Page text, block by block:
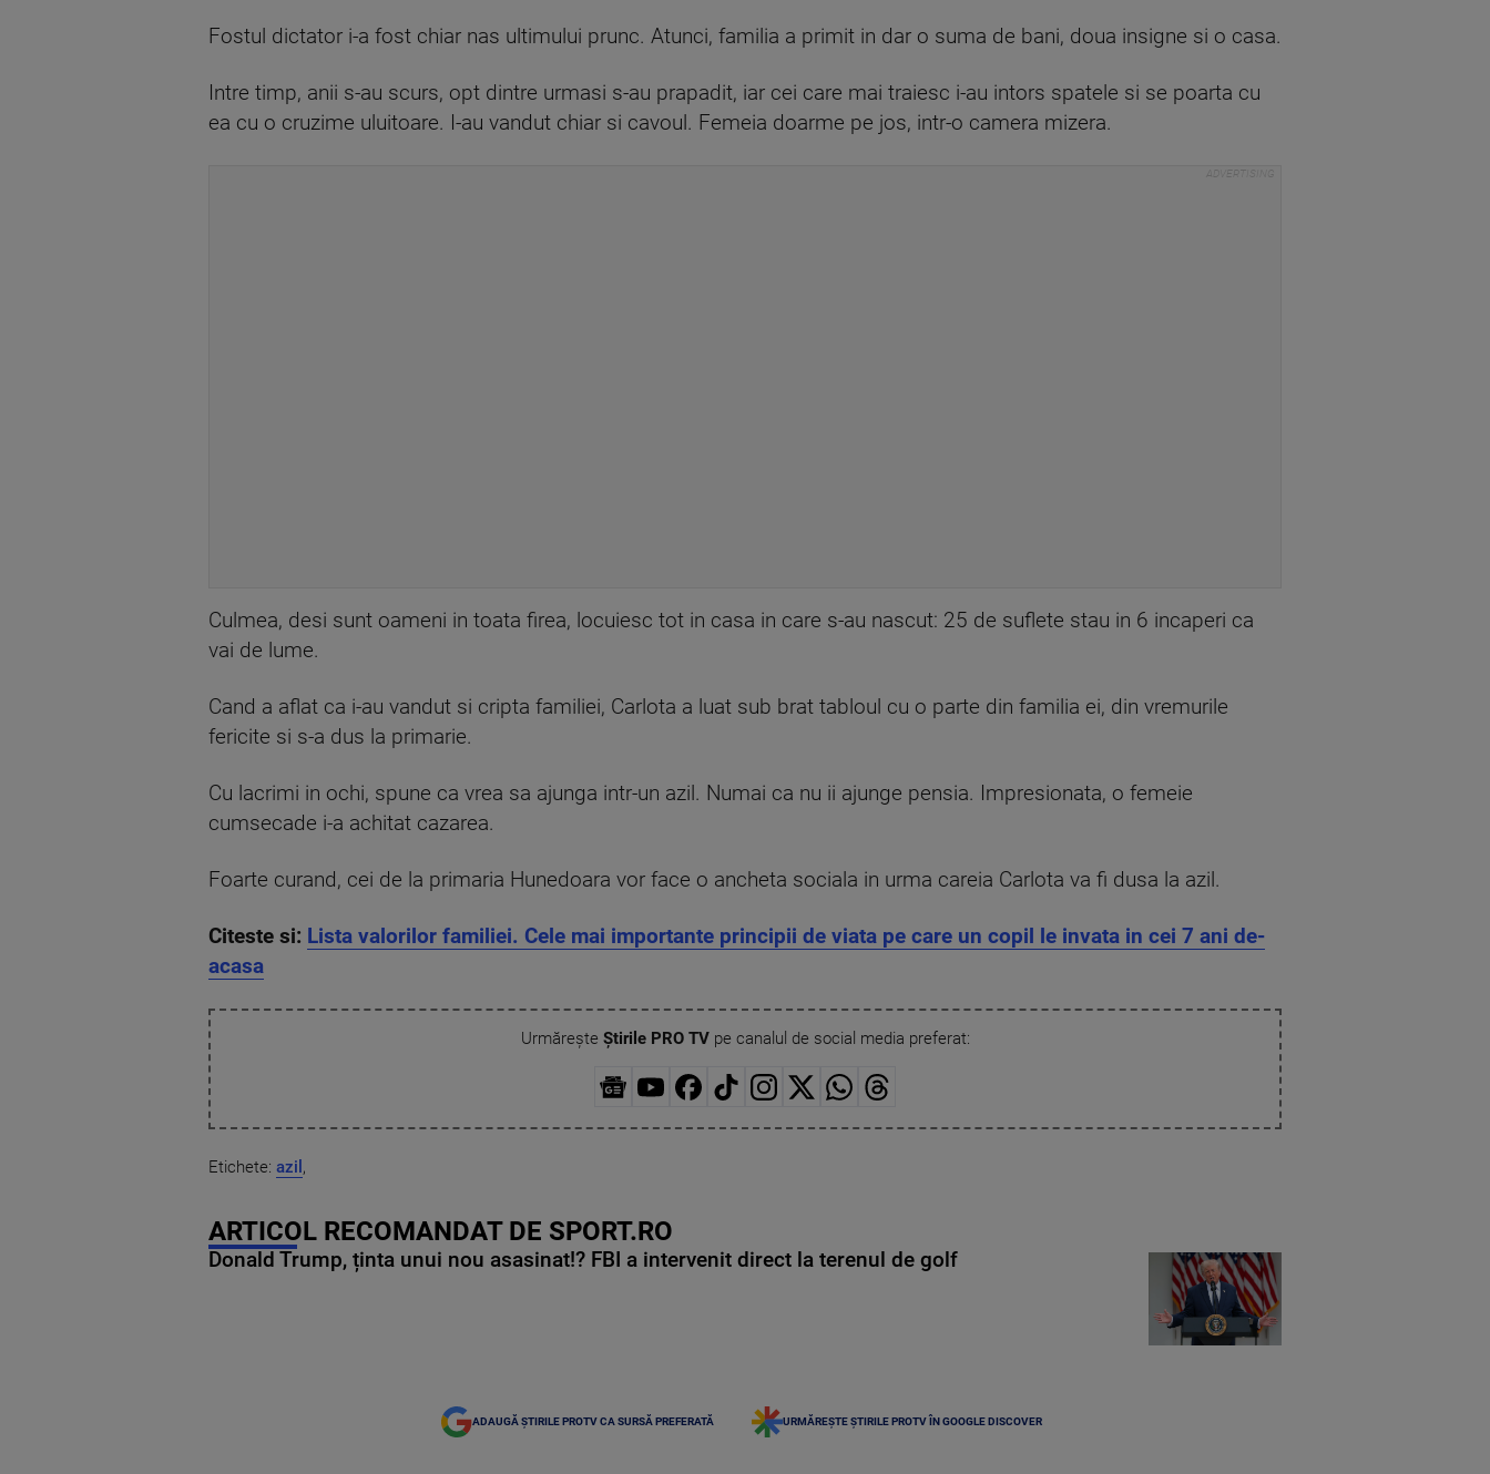
Fostul dictator i-a fost chiar nas ultimului prunc. Atunci, familia a primit in dar o suma de bani, doua insigne si o casa.
Intre timp, anii s-au scurs, opt dintre urmasi s-au prapadit, iar cei care mai traiesc i-au intors spatele si se poarta cu
ea cu o cruzime uluitoare. I-au vandut chiar si cavoul. Femeia doarme pe jos, intr-o camera mizera.
Culmea, desi sunt oameni in toata firea, locuiesc tot in casa in care s-au nascut: 25 de suflete stau in 6 incaperi ca
vai de lume.
Cand a aflat ca i-au vandut si cripta familiei, Carlota a luat sub brat tabloul cu o parte din familia ei, din vremurile
fericite si s-a dus la primarie.
Cu lacrimi in ochi, spune ca vrea sa ajunga intr-un azil. Numai ca nu ii ajunge pensia. Impresionata, o femeie
cumsecade i-a achitat cazarea.
Foarte curand, cei de la primaria Hunedoara vor face o ancheta sociala in urma careia Carlota va fi dusa la azil.
Citeste si: Lista valorilor familiei. Cele mai importante principii de viata pe care un copil le invata in cei 7 ani de-
acasa
Urmărește Știrile PRO TVpe canalul de social media preferat:
Etichete: azil ,
ARTICOL RECOMANDAT DE SPORT.RO
Donald Trump, ținta unui nou asasinat!? FBI a intervenit direct la terenul de golf
ADAUGĂ ȘTIRILE PROTV CA SURSĂ PREFERATĂ URMĂREȘTE ȘTIRILE PROTV ÎN GOOGLE DISCOVER